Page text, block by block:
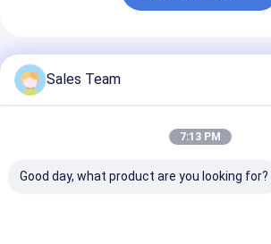
Prodotti Raccomandati
Sales Team
7:13 PM
Good day, what product are you looking for?